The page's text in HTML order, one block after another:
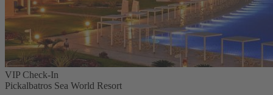
VIP Check-In
Pickalbatros Sea World Resort